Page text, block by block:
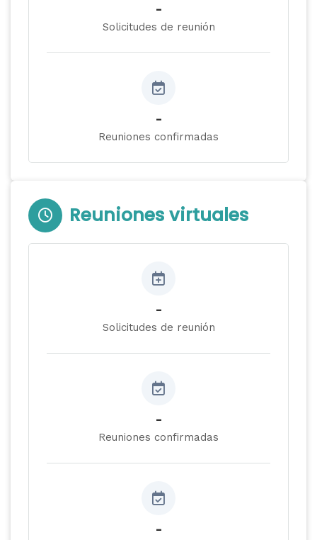
-
Solicitudes de reunión
-
Reuniones confirmadas
Reuniones virtuales
-
Solicitudes de reunión
-
Reuniones confirmadas
-